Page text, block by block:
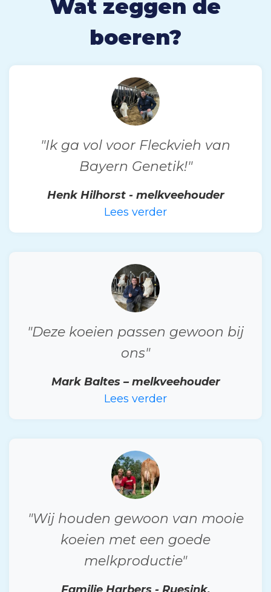
Wat zeggen de
boeren?
"Ik ga vol voor Fleckvieh van
Bayern Genetik!"
Henk Hilhorst - melkveehouder
Lees verder
"Deze koeien passen gewoon bij
ons"
Mark Baltes – melkveehouder
Lees verder
"Wij houden gewoon van mooie
koeien met een goede
melkproductie"